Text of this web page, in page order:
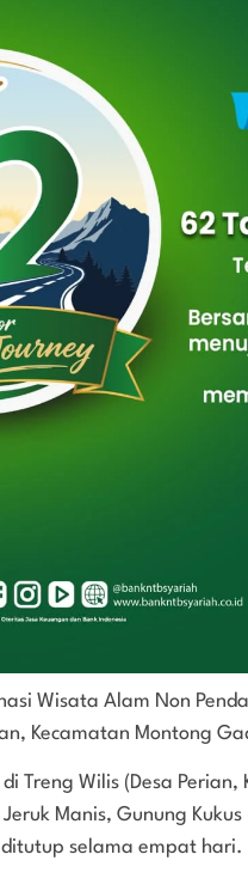
Wisata Alam Non
Kecamatan Montong
Treng Wilis (Desa
Manis, Gunung
ditutup selama empat hari.